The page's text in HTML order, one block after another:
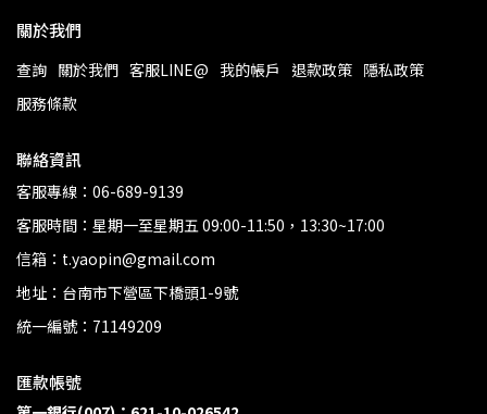
關於我們
查詢 關於我們 客服LINE@ 我的帳戶 退款政策 隱私政策
服務條款
聯絡資訊
客服專線：06-689-9139
客服時間：星期一至星期五 09:00-11:50，13:30~17:00
信箱：t.yaopin@gmail.com
地址：台南市下營區下橋頭1-9號
統一編號：71149209
匯款帳號